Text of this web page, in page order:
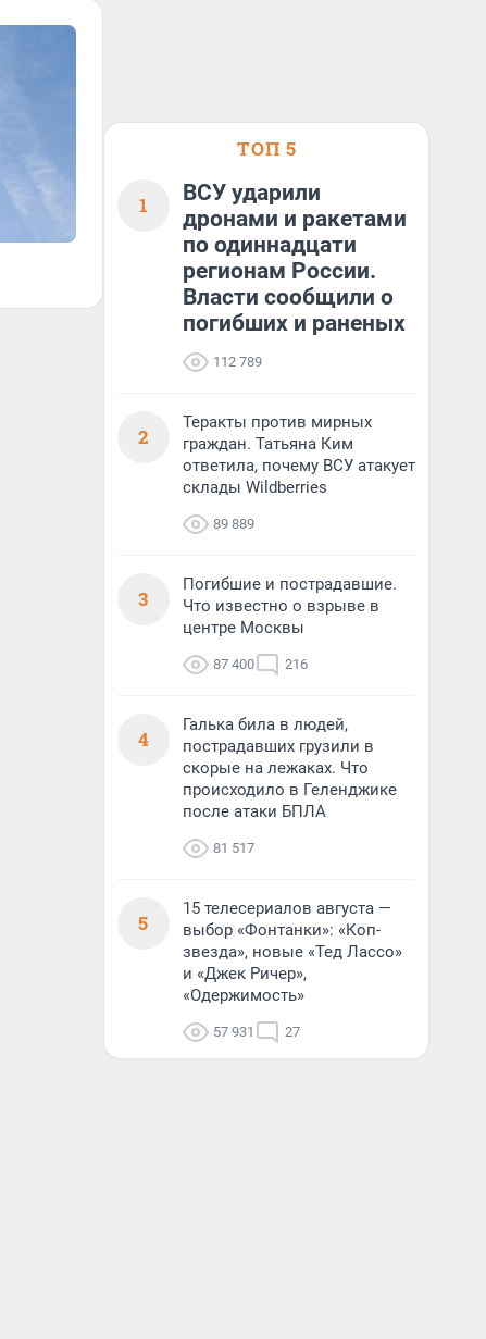
ТОП 5
1
ВСУ ударили
дронами и ракетами
по одиннадцати
регионам России.
Власти сообщили о
погибших и раненых
112 789
2
Теракты против мирных
граждан. Татьяна Ким
ответила, почему ВСУ атакует
склады Wildberries
89 889
3
Погибшие и пострадавшие.
Что известно о взрыве в
центре Москвы
87 400 216
4
Галька била в людей,
пострадавших грузили в
скорые на лежаках. Что
происходило в Геленджике
после атаки БПЛА
81 517
5
15 телесериалов августа —
выбор «Фонтанки»: «Коп-
звезда», новые «Тед Лассо»
и «Джек Ричер»,
«Одержимость»
57 931 27